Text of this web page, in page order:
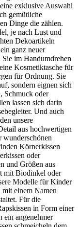
exklusive Auswahl
gemütliche
Dinge die zählen.
je nach Lust und
Dekoartikeln
ganz neuer
im Handumdrehen
Kosmetiktasche für
für Ordnung. Sie
sondern eignen sich
Schmuck oder
lassen sich darin
Und auch
unsere
aus hochwertigen
wunderschönen
Körnerkissen
oder
und Größen aus
mit Biodinkel oder
Modelle für Kinder
einem Namen
Für die
in Form einer
ein angenehmer